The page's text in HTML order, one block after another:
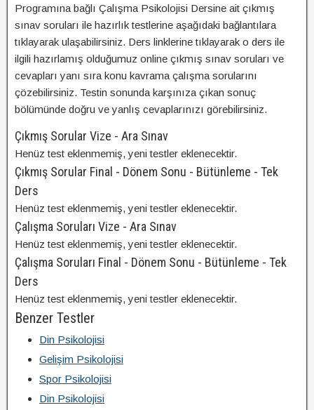
Programına bağlı Çalışma Psikolojisi Dersine ait çıkmış
sınav soruları ile hazırlık testlerine aşağıdaki bağlantılara
tıklayarak ulaşabilirsiniz. Ders linklerine tıklayarak o ders ile
ilgili hazırlamış olduğumuz online çıkmış sınav soruları ve
cevapları yanı sıra konu kavrama çalışma sorularını
çözebilirsiniz. Testin sonunda karşınıza çıkan sonuç
bölümünde doğru ve yanlış cevaplarınızı görebilirsiniz.
Çıkmış Sorular Vize - Ara Sınav
Henüz test eklenmemiş, yeni testler eklenecektir.
Çıkmış Sorular Final - Dönem Sonu - Bütünleme - Tek
Ders
Henüz test eklenmemiş, yeni testler eklenecektir.
Çalışma Soruları Vize - Ara Sınav
Henüz test eklenmemiş, yeni testler eklenecektir.
Çalışma Soruları Final - Dönem Sonu - Bütünleme - Tek
Ders
Henüz test eklenmemiş, yeni testler eklenecektir.
Benzer Testler
Din Psikolojisi
Gelişim Psikolojisi
Spor Psikolojisi
Din Psikolojisi